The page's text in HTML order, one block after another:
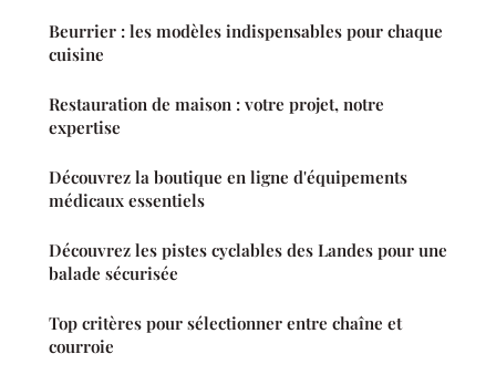
Beurrier : les modèles indispensables pour chaque
cuisine
Restauration de maison : votre projet, notre
expertise
Découvrez la boutique en ligne d'équipements
médicaux essentiels
Découvrez les pistes cyclables des Landes pour une
balade sécurisée
Top critères pour sélectionner entre chaîne et
courroie